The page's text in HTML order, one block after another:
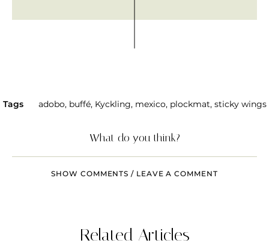
Tags adobo, buffé, Kyckling, mexico, plockmat, sticky wings
What do you think?
SHOW COMMENTS / LEAVE A COMMENT
Related Articles